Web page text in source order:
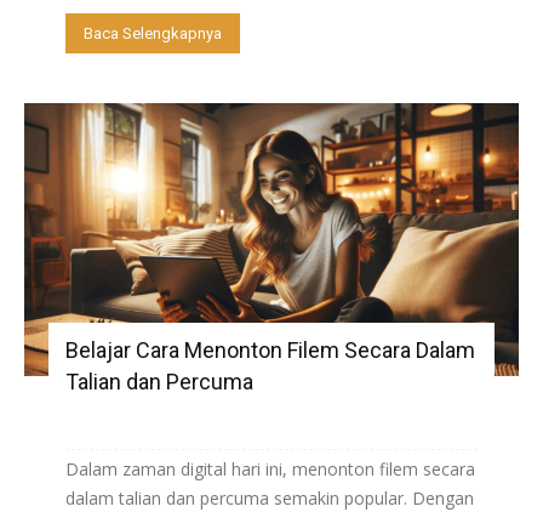
Baca Selengkapnya
Belajar Cara Menonton Filem Secara Dalam
Talian dan Percuma
Dalam zaman digital hari ini, menonton filem secara
dalam talian dan percuma semakin popular. Dengan